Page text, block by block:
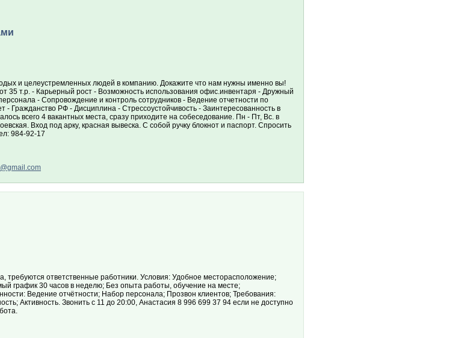
и целеустремленных людей в компанию. Докажите что нам нужны именно вы!
35 т.р. - Карьерный рост - Возможность использования офис.инвентаря - Дружный
- Сопровождение и контроль сотрудников - Ведение отчетности по
- Гражданство РФ - Дисциплина - Стрессоустойчивость - Заинтересованность в
всего 4 вакантных места, сразу приходите на собеседование. Пн - Пт, Вс. в
Вход под арку, красная вывеска. С собой ручку блокнот и паспорт. Спросить
984-92-17
требуются ответственные работники. Условия: Удобное месторасположение;
график 30 часов в неделю; Без опыта работы, обучение на месте;
Ведение отчётности; Набор персонала; Прозвон клиентов; Требования:
Активность. Звонить с 11 до 20:00, Анастасия 8 996 699 37 94 если не доступно